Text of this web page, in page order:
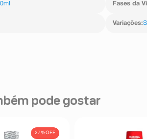
Fases da
Variações:
pode gostar
27%OFF